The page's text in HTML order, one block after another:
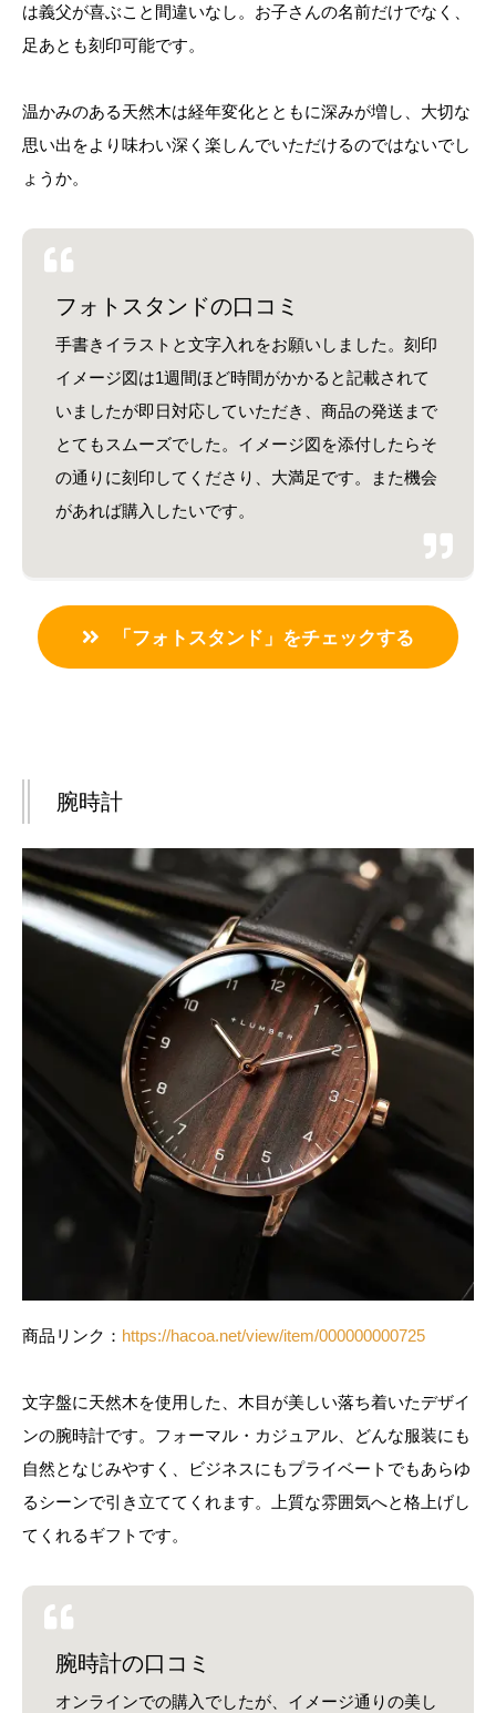
は義父が喜ぶこと間違いなし。お子さんの名前だけでなく、
足あとも刻印可能です。
温かみのある天然木は経年変化とともに深みが増し、大切な
思い出をより味わい深く楽しんでいただけるのではないでし
ょうか。
フォトスタンドの口コミ
手書きイラストと文字入れをお願いしました。刻印
イメージ図は1週間ほど時間がかかると記載されて
いましたが即日対応していただき、商品の発送まで
とてもスムーズでした。イメージ図を添付したらそ
の通りに刻印してくださり、大満足です。また機会
があれば購入したいです。
「フォトスタンド」をチェックする
腕時計
商品リンク： https://hacoa.net/view/item/000000000725
文字盤に天然木を使用した、木目が美しい落ち着いたデザイ
ンの腕時計です。フォーマル・カジュアル、どんな服装にも
自然となじみやすく、ビジネスにもプライベートでもあらゆ
るシーンで引き立ててくれます。上質な雰囲気へと格上げし
てくれるギフトです。
腕時計の口コミ
オンラインでの購入でしたが、イメージ通りの美し